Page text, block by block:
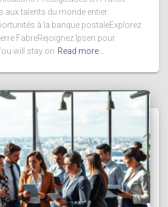
aux talents du monde entier.
à la banque postaleExplorez
FabreRejoignez Ipsen pour
will stay on Read more…